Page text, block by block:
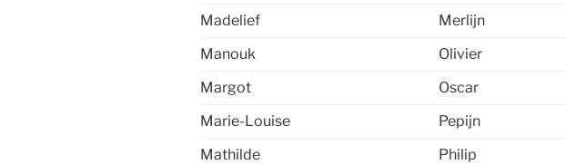
Madelief
Merlijn
Manouk
Olivier
Margot
Oscar
Marie-Louise
Pepijn
Mathilde
Philip